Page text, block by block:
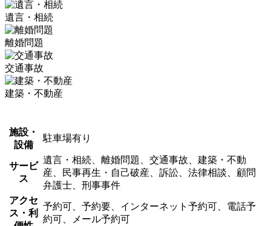
遺言・相続
離婚問題
交通事故
建築・不動産
施設・
設備
駐車場有り
サービ
ス
遺言・相続、離婚問題、交通事故、建築・不動
産、民事再生・自己破産、訴訟、法律相談、顧問
弁護士、刑事事件
アクセ
ス・利
予約可、予約要、インターネット予約可、電話予
約可、メール予約可